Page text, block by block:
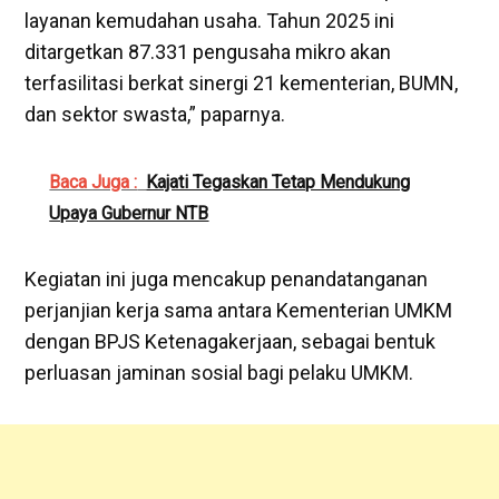
layanan kemudahan usaha. Tahun 2025 ini
ditargetkan 87.331 pengusaha mikro akan
terfasilitasi berkat sinergi 21 kementerian, BUMN,
dan sektor swasta,” paparnya.
Baca Juga : Kajati Tegaskan Tetap Mendukung
Upaya Gubernur NTB
Kegiatan ini juga mencakup penandatanganan
perjanjian kerja sama antara Kementerian UMKM
dengan BPJS Ketenagakerjaan, sebagai bentuk
perluasan jaminan sosial bagi pelaku UMKM.